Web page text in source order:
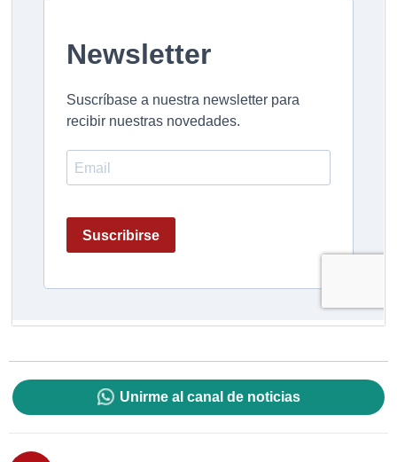
Unirme al canal de noticias